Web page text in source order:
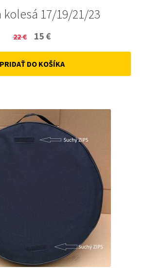
kolesá 17/19/21/23
22€
Original
price
was:
15 €
price
is:
PRIDAŤ DO KOŠÍKA